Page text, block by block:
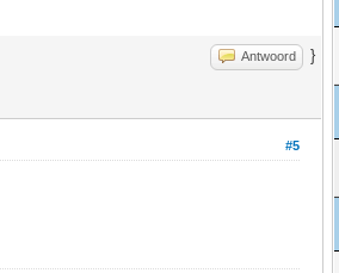
Antwoord }
#5